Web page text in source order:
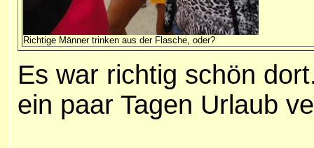
Richtige Männer trinken aus der Flasche, oder?
Es war richtig schön
ein paar Tagen Urlaub